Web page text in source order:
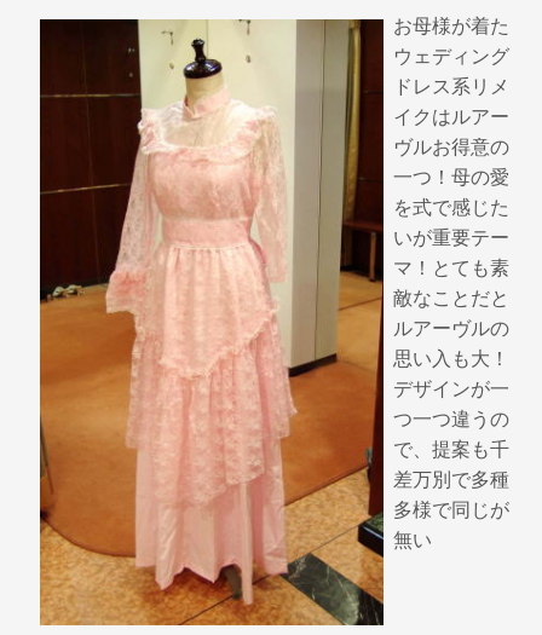
o
お母様が着た
ウェディング
ドレス系リメ
イクはルアー
ヴルお得意の
一つ！母の愛
を式で感じた
いが重要テー
マ！とても素
敵なことだと
ルアーヴルの
思い入も大！
デザインが一
つ一つ違うの
で、提案も千
差万別で多種
多様で同じが
無い